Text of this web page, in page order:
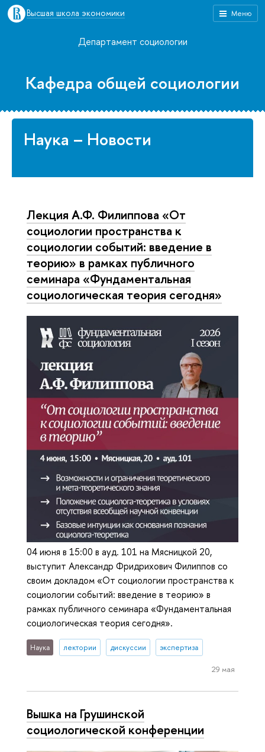
Меню
Высшая школа экономики
Департамент социологии
Кафедра общей социологии
Наука – Новости
Лекция А.Ф. Филиппова «От
социологии пространства к
социологии событий: введение в
теорию» в рамках публичного
семинара «Фундаментальная
социологическая теория сегодня»
04 июня в 15:00 в ауд. 101 на Мясницкой 20,
выступит Александр Фридрихович Филиппов со
своим докладом «От социологии пространства к
социологии событий: введение в теорию» в
рамках публичного семинара «Фундаментальная
социологическая теория сегодня».
Наука лектории дискуссии экспертиза
29 мая
Вышка на Грушинской
социологической конференции